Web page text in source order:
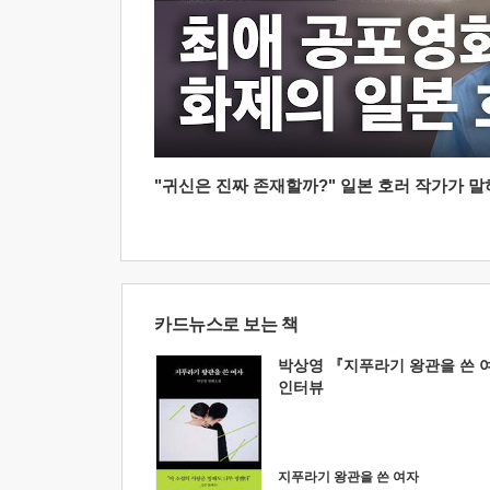
"귀신은 진짜 존재할까?" 일본 호러 작가가
카드뉴스로 보는 책
박상영 『지푸라기 왕관을 쓴
인터뷰
지푸라기 왕관을 쓴 여자